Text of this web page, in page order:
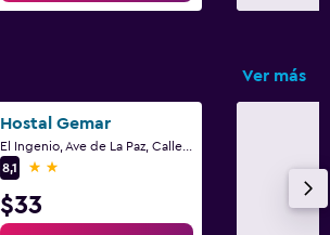
Ver más
Hostal Gemar
8,1
2 estrellas
$33